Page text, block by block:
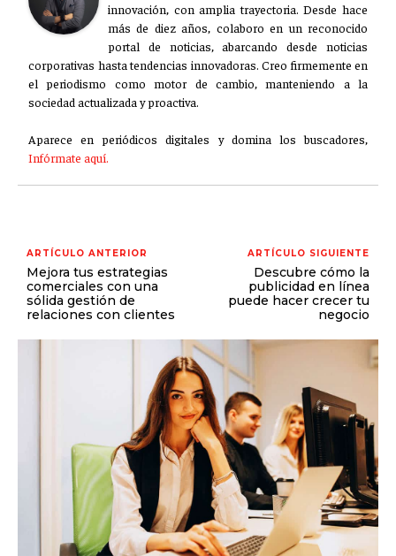
innovación, con amplia trayectoria. Desde hace
más de diez años, colaboro en un reconocido
portal de noticias, abarcando desde noticias
corporativas hasta tendencias innovadoras. Creo firmemente en
el periodismo como motor de cambio, manteniendo a la
sociedad actualizada y proactiva.
Aparece en periódicos digitales y domina los buscadores,
Infórmate aquí.
ARTÍCULO ANTERIOR
Mejora tus estrategias
comerciales con una
sólida gestión de
relaciones con clientes
ARTÍCULO SIGUIENTE
Descubre cómo la
publicidad en línea
puede hacer crecer tu
negocio